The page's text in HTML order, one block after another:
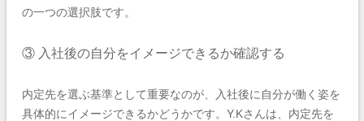
の一つの選択肢です。
③ 入社後の自分をイメージできるか確認する
内定先を選ぶ基準として重要なのが、入社後に自分が働く姿を
具体的にイメージできるかどうかです。Y.Kさんは、内定先を